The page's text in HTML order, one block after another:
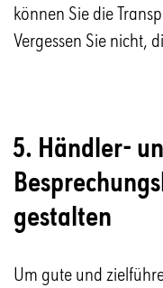
können Sie die
Vergessen Sie nicht,
5. Händler-
gestalten
Um gute und